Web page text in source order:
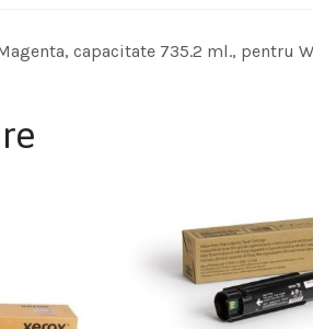
capacitate 735.2 ml., pentru